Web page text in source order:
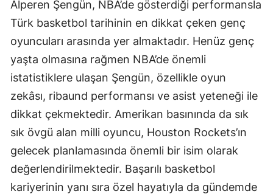
Kırıkkale
Batman
Bartın
Ardahan
Iğdır
Yalova
Karabük
Alperen Şengün, NBA’de gösterdiği performansla
Türk basketbol tarihinin en dikkat çeken genç
oyuncuları arasında yer almaktadır. Henüz genç
yaşta olmasına rağmen NBA’de önemli
istatistiklere ulaşan Şengün, özellikle oyun
zekâsı, ribaund performansı ve asist yeteneği ile
dikkat çekmektedir. Amerikan basınında da sık
sık övgü alan milli oyuncu, Houston Rockets’ın
gelecek planlamasında önemli bir isim olarak
değerlendirilmektedir. Başarılı basketbol
kariyerinin yanı sıra özel hayatıyla da gündemde